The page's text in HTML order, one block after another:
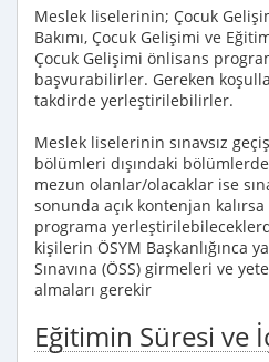
Meslek liselerinin; Çocuk
Bakımı, Çocuk Gelişimi ve
Çocuk Gelişimi önlisans
başvurabilirler. Gereken
takdirde yerleştirilebilirler.
Meslek liselerinin sınavsız
bölümleri dışındaki
mezun olanlar/olacaklar ise
sonunda açık kontenjan
programa
kişilerin ÖSYM Başkanlığınca
Sınavına (ÖSS) girmeleri ve
almaları gerekir
Eğitimin Süresi ve